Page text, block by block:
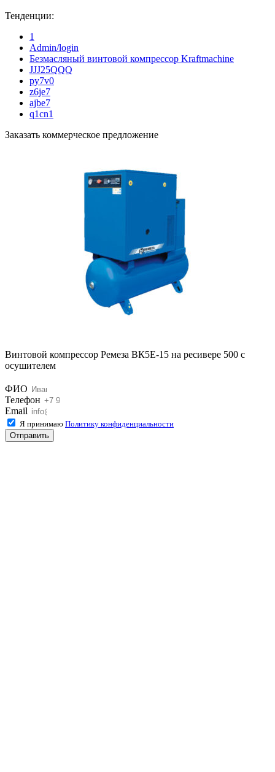
Тенденции:
1
Admin/login
Безмасляный винтовой компрессор Kraftmaсhine
JJJ25QQQ
py7v0
z6je7
ajbe7
q1cn1
Заказать коммерческое предложение
Винтовой компрессор Ремеза ВК5E-15 на ресивере 500 с
осушителем
ФИО
Телефон
Email
Я принимаю Политику конфиденциальности
Отправить